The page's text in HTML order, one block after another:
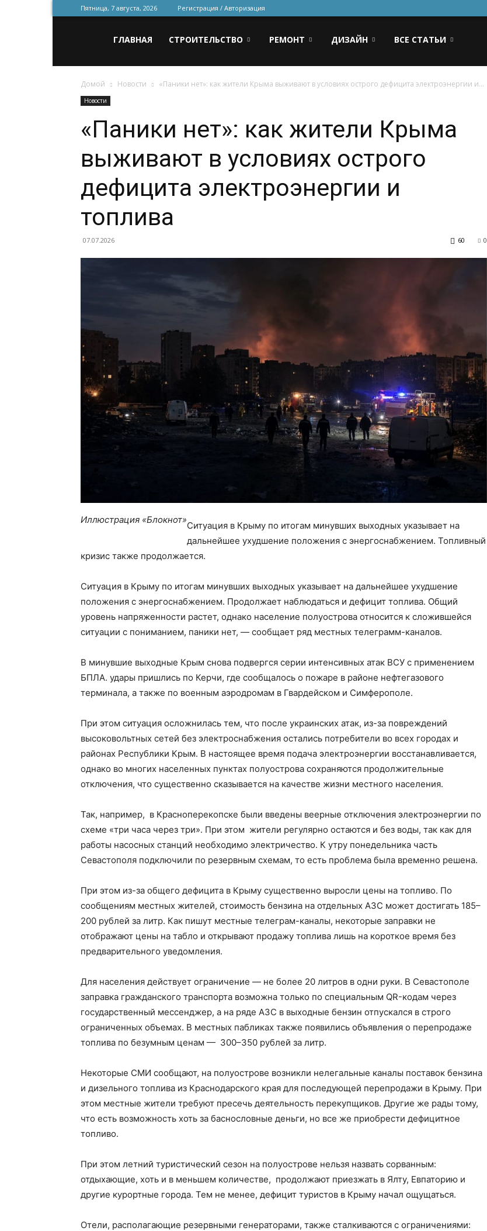
Пятница, 7 августа, 2026 Регистрация / Авторизация
для
строительства
ремонта
ГЛАВНАЯ СТРОИТЕЛЬСТВО РЕМОНТ ДИЗАЙН ВСЕ СТАТЬИ
Домой Новости «Паники нет»: как жители Крыма выживают в условиях острого дефицита электроэнергии и...
Новости
«Паники нет»: как жители Крыма
выживают в условиях острого
дефицита электроэнергии и
топлива
07.07.2026 0
60
Иллюстрация «Блокнот»
Ситуация в Крыму по итогам минувших выходных указывает на
дальнейшее ухудшение положения с энергоснабжением. Топливный
кризис также продолжается.
Ситуация в Крыму по итогам минувших выходных указывает на дальнейшее ухудшение
положения с энергоснабжением. Продолжает наблюдаться и дефицит топлива. Общий
уровень напряженности растет, однако население полуострова относится к сложившейся
ситуации с пониманием, паники нет, — сообщает ряд местных телеграмм-каналов.
В минувшие выходные Крым снова подвергся серии интенсивных атак ВСУ с применением
БПЛА. удары пришлись по Керчи, где сообщалось о пожаре в районе нефтегазового
терминала, а также по военным аэродромам в Гвардейском и Симферополе.
При этом ситуация осложнилась тем, что после украинских атак, из-за повреждений
высоковольтных сетей без электроснабжения остались потребители во всех городах и
районах Республики Крым. В настоящее время подача электроэнергии восстанавливается,
однако во многих населенных пунктах полуострова сохраняются продолжительные
отключения, что существенно сказывается на качестве жизни местного населения.
Так, например, в Красноперекопске были введены веерные отключения электроэнергии по
схеме «три часа через три». При этом жители регулярно остаются и без воды, так как для
работы насосных станций необходимо электричество. К утру понедельника часть
Севастополя подключили по резервным схемам, то есть проблема была временно решена.
При этом из-за общего дефицита в Крыму существенно выросли цены на топливо. По
сообщениям местных жителей, стоимость бензина на отдельных АЗС может достигать 185–
200 рублей за литр. Как пишут местные телеграм-каналы, некоторые заправки не
отображают цены на табло и открывают продажу топлива лишь на короткое время без
предварительного уведомления.
Для населения действует ограничение — не более 20 литров в одни руки. В Севастополе
заправка гражданского транспорта возможна только по специальным QR-кодам через
государственный мессенджер, а на ряде АЗС в выходные бензин отпускался в строго
ограниченных объемах. В местных пабликах также появились объявления о перепродаже
топлива по безумным ценам — 300–350 рублей за литр.
Некоторые СМИ сообщают, на полуострове возникли нелегальные каналы поставок бензина
и дизельного топлива из Краснодарского края для последующей перепродажи в Крыму. При
этом местные жители требуют пресечь деятельность перекупщиков. Другие же рады тому,
что есть возможность хоть за баснословные деньги, но все же приобрести дефицитное
топливо.
При этом летний туристический сезон на полуострове нельзя назвать сорванным:
отдыхающие, хоть и в меньшем количестве, продолжают приезжать в Ялту, Евпаторию и
другие курортные города. Тем не менее, дефицит туристов в Крыму начал ощущаться.
Отели, располагающие резервными генераторами, также сталкиваются с ограничениями: